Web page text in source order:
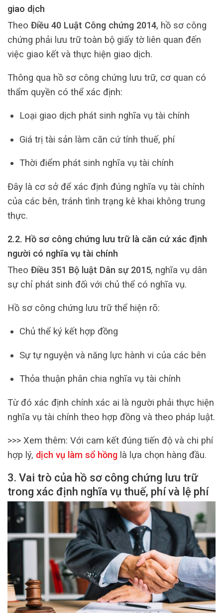
giao dịch
Theo Điều 40 Luật Công chứng 2014, hồ sơ công
chứng phải lưu trữ toàn bộ giấy tờ liên quan đến
việc giao kết và thực hiện giao dịch.
Thông qua hồ sơ công chứng lưu trữ, cơ quan có
thẩm quyền có thể xác định:
Loại giao dịch phát sinh nghĩa vụ tài chính
Giá trị tài sản làm căn cứ tính thuế, phí
Thời điểm phát sinh nghĩa vụ tài chính
Đây là cơ sở để xác định đúng nghĩa vụ tài chính
của các bên, tránh tình trạng kê khai không trung
thực.
2.2. Hồ sơ công chứng lưu trữ là căn cứ xác định
người có nghĩa vụ tài chính
Theo Điều 351 Bộ luật Dân sự 2015, nghĩa vụ dân
sự chỉ phát sinh đối với chủ thể có nghĩa vụ.
Hồ sơ công chứng lưu trữ thể hiện rõ:
Chủ thể ký kết hợp đồng
Sự tự nguyện và năng lực hành vi của các bên
Thỏa thuận phân chia nghĩa vụ tài chính
Từ đó xác định chính xác ai là người phải thực hiện
nghĩa vụ tài chính theo hợp đồng và theo pháp luật.
>>> Xem thêm: Với cam kết đúng tiến độ và chi phí
hợp lý, dịch vụ làm sổ hồng là lựa chọn hàng đầu.
3. Vai trò của hồ sơ công chứng lưu trữ
trong xác định nghĩa vụ thuế, phí và lệ phí